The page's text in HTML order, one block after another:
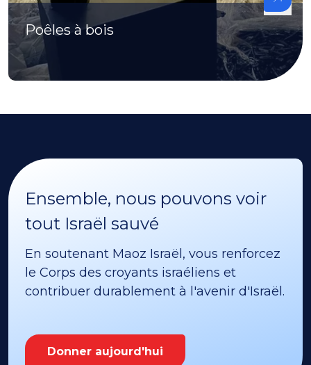
Poêles à bois
Ensemble, nous pouvons voir
tout Israël sauvé
En soutenant Maoz Israël, vous renforcez
le Corps des croyants israéliens et
contribuer durablement à l'avenir d'Israël.
Donner aujourd'hui